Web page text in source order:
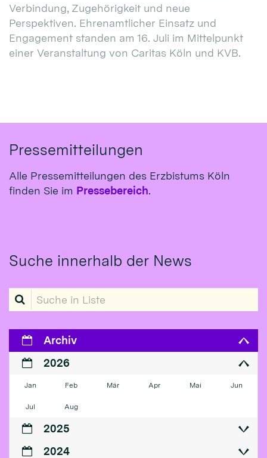
Verbindung, Zugehörigkeit und neue
Perspektiven. Ehrenamtlicher Einsatz und
Engagement standen am 16. Juli im Mittelpunkt
einer Veranstaltung von Caritas Köln und KVB.
Pressemitteilungen
Alle Pressemitteilungen des Erzbistums Köln
finden Sie im Pressebereich.
Suche innerhalb der News
Suche in Liste
Archiv
2026
Jan Feb Mär Apr Mai Jun
Jul Aug
2025
2024